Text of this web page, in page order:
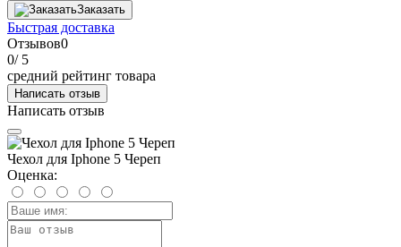
Заказать
Быстрая доставка
Отзывов0
0/ 5
средний рейтинг товара
Написать отзыв
Написать отзыв
Чехол для Iphone 5 Череп
Оценка: